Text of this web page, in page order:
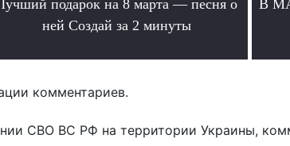
подарок на 8 марта — песня о
ней Создай за 2 минуты
В
комментариев.
СВО ВС РФ на территории Украины,